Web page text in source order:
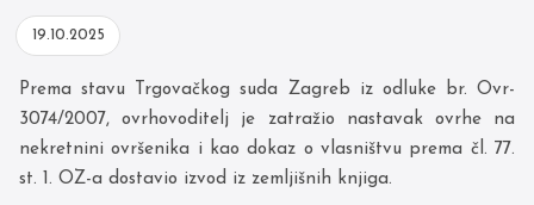
19.10.2025
Prema stavu Trgovačkog suda Zagreb iz odluke br. Ovr-
3074/2007, ovrhovoditelj je zatražio nastavak ovrhe na
nekretnini ovršenika i kao dokaz o vlasništvu prema čl. 77.
st. 1. OZ-a dostavio izvod iz zemljišnih knjiga.